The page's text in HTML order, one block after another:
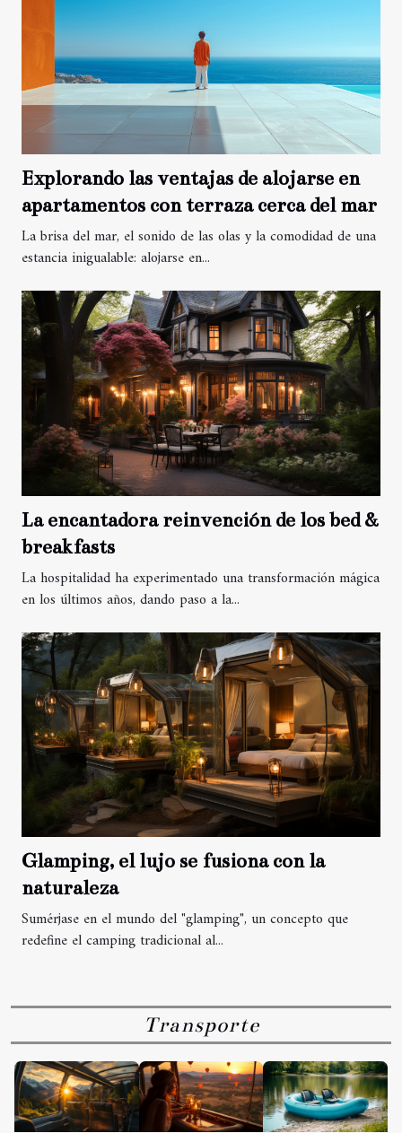
Explorando las ventajas de alojarse en
apartamentos con terraza cerca del mar
La brisa del mar, el sonido de las olas y la comodidad de una
estancia inigualable: alojarse en...
La encantadora reinvención de los bed &
breakfasts
La hospitalidad ha experimentado una transformación mágica
en los últimos años, dando paso a la...
Glamping, el lujo se fusiona con la
naturaleza
Sumérjase en el mundo del "glamping", un concepto que
redefine el camping tradicional al...
Transporte